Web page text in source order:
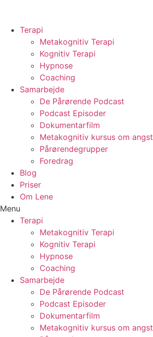
contentTerapi
Metakognitiv Terapi
Kognitiv Terapi
Hypnose
Coaching
Samarbejde
De Pårørende Podcast
Podcast Episoder
Dokumentarfilm
Metakognitiv kursus om angst
Pårørendegrupper
Foredrag
Blog
Priser
Om Lene
Menu
Terapi
Metakognitiv Terapi
Kognitiv Terapi
Hypnose
Coaching
Samarbejde
De Pårørende Podcast
Podcast Episoder
Dokumentarfilm
Metakognitiv kursus om angst